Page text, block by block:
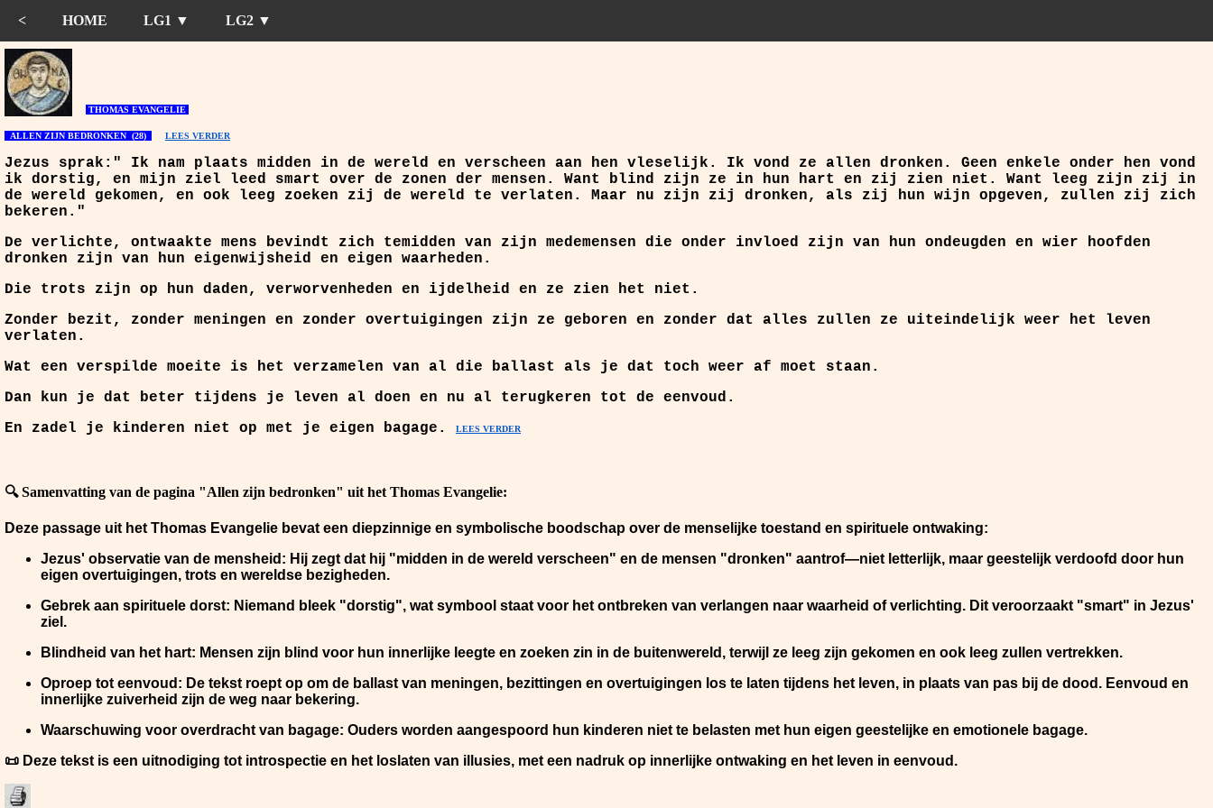
< HOME LG1 ▼ LG2 ▼
THOMAS EVANGELIE
ALLEN ZIJN BEDRONKEN (28) LEES VERDER
Jezus sprak:" Ik nam plaats midden in de wereld en verscheen aan hen vleselijk. Ik vond ze allen dronken. Geen enkele onder hen vond
ik dorstig, en mijn ziel leed smart over de zonen der mensen. Want blind zijn ze in hun hart en zij zien niet. Want leeg zijn zij in
de wereld gekomen, en ook leeg zoeken zij de wereld te verlaten. Maar nu zijn zij dronken, als zij hun wijn opgeven, zullen zij zich
bekeren."
De verlichte, ontwaakte mens bevindt zich temidden van zijn medemensen die onder invloed zijn van hun ondeugden en wier hoofden
dronken zijn van hun eigenwijsheid en eigen waarheden.
Die trots zijn op hun daden, verworvenheden en ijdelheid en ze zien het niet.
Zonder bezit, zonder meningen en zonder overtuigingen zijn ze geboren en zonder dat alles zullen ze uiteindelijk weer het leven
verlaten.
Wat een verspilde moeite is het verzamelen van al die ballast als je dat toch weer af moet staan.
Dan kun je dat beter tijdens je leven al doen en nu al terugkeren tot de eenvoud.
En zadel je kinderen niet op met je eigen bagage.
LEES VERDER
🔍Samenvatting van de pagina "Allen zijn bedronken" uit het Thomas Evangelie:
Deze passage uit het Thomas Evangelie bevat een diepzinnige en symbolische boodschap over de menselijke toestand en spirituele ontwaking:
Jezus' observatie van de mensheid: Hij zegt dat hij "midden in de wereld verscheen" en de mensen "dronken" aantrof—niet letterlijk, maar geestelijk verdoofd door hun
eigen overtuigingen, trots en wereldse bezigheden.
Gebrek aan spirituele dorst: Niemand bleek "dorstig", wat symbool staat voor het ontbreken van verlangen naar waarheid of verlichting. Dit veroorzaakt "smart" in Jezus'
ziel.
Blindheid van het hart: Mensen zijn blind voor hun innerlijke leegte en zoeken zin in de buitenwereld, terwijl ze leeg zijn gekomen en ook leeg zullen vertrekken.
Oproep tot eenvoud: De tekst roept op om de ballast van meningen, bezittingen en overtuigingen los te laten tijdens het leven, in plaats van pas bij de dood. Eenvoud en
innerlijke zuiverheid zijn de weg naar bekering.
Waarschuwing voor overdracht van bagage: Ouders worden aangespoord hun kinderen niet te belasten met hun eigen geestelijke en emotionele bagage.
📜 Deze tekst is een uitnodiging tot introspectie en het loslaten van illusies, met een nadruk op innerlijke ontwaking en het leven in eenvoud.